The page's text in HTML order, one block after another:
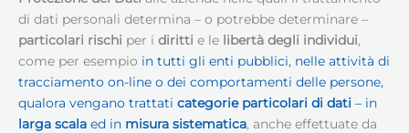
di dati personali determina – o potrebbe determinare –
particolari rischi per i diritti e le libertà degli individui,
come per esempio in tutti gli enti pubblici, nelle attività di
tracciamento on-line o dei comportamenti delle persone,
qualora vengano trattati categorie particolari di dati – in
larga scala ed in misura sistematica, anche effettuate da